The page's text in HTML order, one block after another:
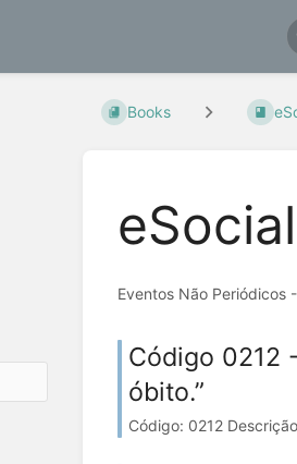
Books
Eventos Não Periódicos
Código 0212
óbito.”
Código: 0212